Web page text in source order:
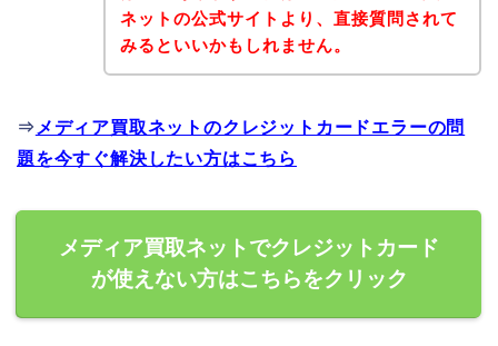
ネットの公式サイトより、直接質問されて
みるといいかもしれません。
⇒ メディア買取ネットのクレジットカードエラーの問
題を今すぐ解決したい方はこちら
メディア買取ネットでクレジットカード
が使えない方はこちらをクリック